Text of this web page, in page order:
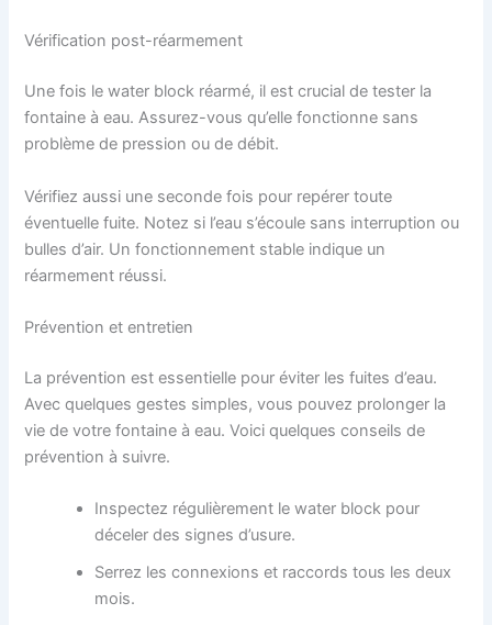
Vérification post-réarmement
Une fois le water block réarmé, il est crucial de tester la
fontaine à eau. Assurez-vous qu’elle fonctionne sans
problème de pression ou de débit.
Vérifiez aussi une seconde fois pour repérer toute
éventuelle fuite. Notez si l’eau s’écoule sans interruption ou
bulles d’air. Un fonctionnement stable indique un
réarmement réussi.
Prévention et entretien
La prévention est essentielle pour éviter les fuites d’eau.
Avec quelques gestes simples, vous pouvez prolonger la
vie de votre fontaine à eau. Voici quelques conseils de
prévention à suivre.
Inspectez régulièrement le water block pour
déceler des signes d’usure.
Serrez les connexions et raccords tous les deux
mois.